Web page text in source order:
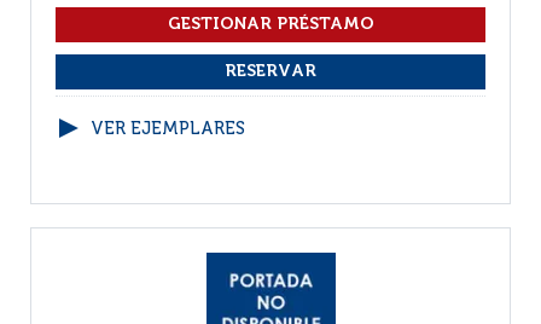
VER EJEMPLARES